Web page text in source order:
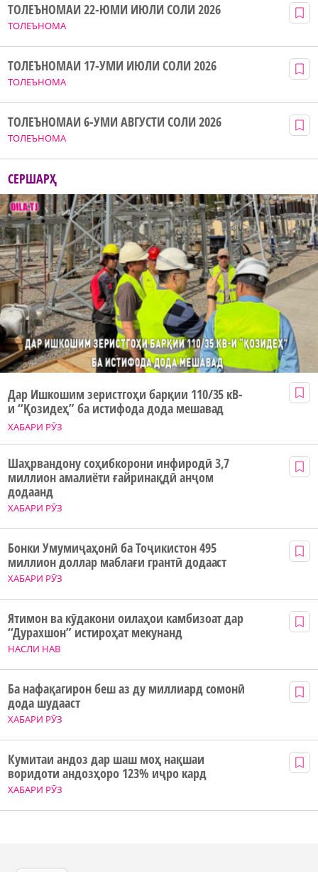
ТОЛЕЪНОМА
ТОЛЕЪНОМАИ 22-ЮМИ ИЮЛИ СОЛИ 2026
ТОЛЕЪНОМА
ТОЛЕЪНОМАИ 17-УМИ ИЮЛИ СОЛИ 2026
ТОЛЕЪНОМА
ТОЛЕЪНОМАИ 6-УМИ АВГУСТИ СОЛИ 2026
СЕРШАРҲ
ХАБАРИ РӮЗ
Дар Ишкошим зеристгоҳи барқии 110/35 кВ-
и “Қозидеҳ” ба истифода дода мешавад
ХАБАРИ РӮЗ
Шаҳрвандону соҳибкорони инфиродӣ 3,7
миллион амалиёти ғайринақдӣ анҷом
додаанд
ХАБАРИ РӮЗ
Бонки Умумиҷаҳонӣ ба Тоҷикистон 495
миллион доллар маблағи грантӣ додааст
НАСЛИ НАВ
Ятимон ва кӯдакони оилаҳои камбизоат дар
“Дурахшон” истироҳат мекунанд
ХАБАРИ РӮЗ
Ба нафақагирон беш аз ду миллиард сомонӣ
дода шудааст
ХАБАРИ РӮЗ
Кумитаи андоз дар шаш моҳ нақшаи
воридоти андозҳоро 123% иҷро кард